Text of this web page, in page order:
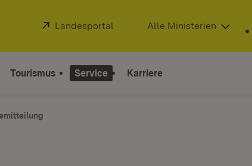
Extern:
Landesportal (Öffnet in neuem Fenster)
Alle Ministerien
Tourismus Service Karriere